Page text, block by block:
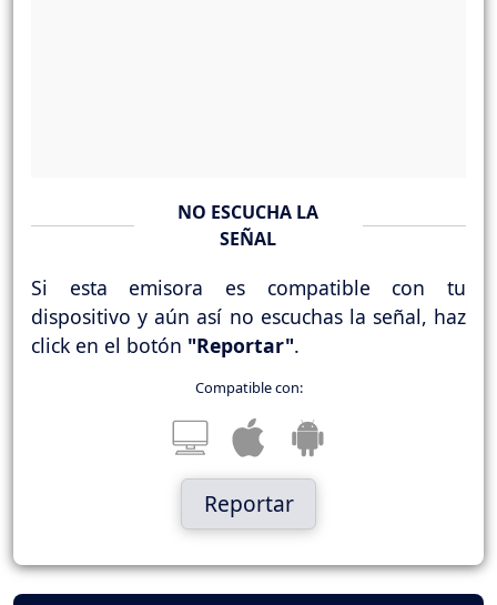
NO ESCUCHA LA
SEÑAL
Si esta emisora es compatible con tu
dispositivo y aún así no escuchas la señal, haz
click en el botón "Reportar".
Compatible con:
Reportar